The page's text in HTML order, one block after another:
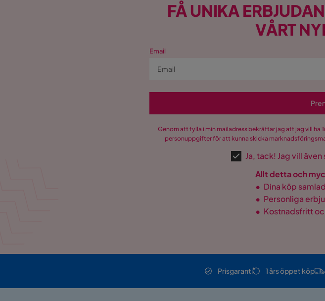
FÅ UNIKA
VÅRT
Email
Genom att fylla i min mailadress bekräftar jag att jag vill ha
personuppgifter för att kunna skicka
Ja, tack! Jag vill
Allt detta och
• Dina köp
• Personliga
• Kostnadsfritt
Prisgaranti 1 års öppet köp